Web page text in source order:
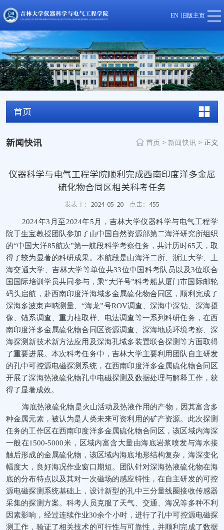
EN 旧版主页
首页
新闻快讯 首页 > 新闻快讯 > 正文
仪器科学与电气工程学院顺利完成西南印度洋多金属
硫化物合同区相关科考任务
发表于： 2024-05-20 点击： 455
2024年3 月至2024年5 月，吉林大学仪器科学与电气工程学
院于生宝教授团队参加了由中国自然资源部第二海洋研究所组织
的“中国大洋85航次”第一航段科学考察任务，共计历时65天，取
得了较为 显著的科研成果。本航段是由海洋二所、浙江大学、上
海交通大学、吉林大学等单位共33位中国科考队员以及3位联合
国国际培训学员共同参与，乘“大洋号”科考船从厦门市国际邮轮
码头启航，赴西南印度洋海域多金属硫化物合同区，顺利完成了
深海多波束声呐测量、“海龙”号ROV调查、深海中深钻、深海摄
像、锚系调查、重力柱取样、电法调查等一系列科研任务 ， 在西
南印度洋多金属硫化物合同区资源调查、深海地质环境考察、深
海探测新技术新方法应用及深海孔域多装置联合探测等方面取得
了重要进展。本次科考任务中，吉林大学主要利用团队自主研发
的孔中可控源电磁探测系统，在西南印度洋多金属硫化物合同区
开展了深海热液硫化物孔中电磁探测及数据处理与解释工作，获
得了显著成效。
海底热液硫化物是火山活动及热液作用的产物，因其富含多
种金属元素，被认为是人类未来可资利用的矿产资源。此次探测
任务的工作区在西南印度洋多金属硫化物合同区 ，该区域内海深
一般在1500-5000米，区域内富含大量由海底岩浆喷发与海水接
触后形成的金属硫化物，该区域内海底地形结构复杂，海深变化
幅度大，良好海况作业窗口期短。团队针对深海热液硫化物在海
底的分布特点以及其对一次磁场的感应特性，在自主研发的可控
源电磁探测系统基础上，设计新型的孔中三分量线圈接收传感器
采集的探测方案。科考人员克服了天气、交通、海况等多种不利
因素影响，经过连续作业30余个小时，进行了孔中可控源电磁探
测工作，验证了相关技术的可行性与可靠性，并顺利完成了数据